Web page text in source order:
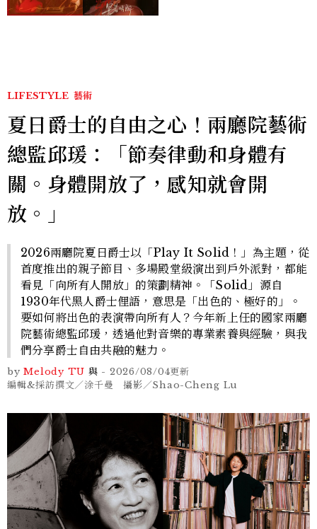
LIFESTYLE 藝術
夏日爵士的自由之心！兩廳院藝術
總監邱瑗：「節奏律動和身體有
關。身體開放了，感知就會開
放。」
2026兩廳院夏日爵士以「Play It Solid！」為主題，從
首度推出的親子節目、多場殿堂級演出到戶外派對，都能
看見「向所有人開放」的策劃精神。「Solid」源自
1930年代黑人爵士俚語，意思是「出色的、極好的」。
要如何將出色的表演帶向所有人？今年新上任的國家兩廳
院藝術總監邱瑗，透過他對音樂的專業素養與經驗，與我
們分享爵士自由共融的魅力。
by Melody TU 與 - 2026/08/04更新
編輯&採訪撰文／涂千曼 攝影／Shao-Cheng Lu